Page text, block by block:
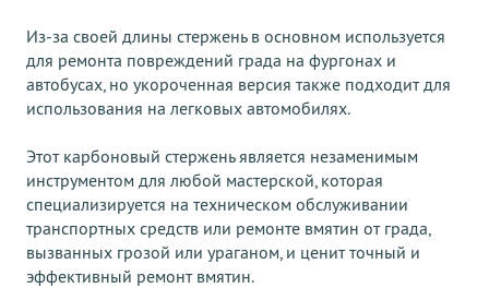
Из-за своей длины стержень в основном используется
для ремонта повреждений града на фургонах и
автобусах, но укороченная версия также подходит для
использования на легковых автомобилях.
Этот карбоновый стержень является незаменимым
инструментом для любой мастерской, которая
специализируется на техническом обслуживании
транспортных средств или ремонте вмятин от града,
вызванных грозой или ураганом, и ценит точный и
эффективный ремонт вмятин.